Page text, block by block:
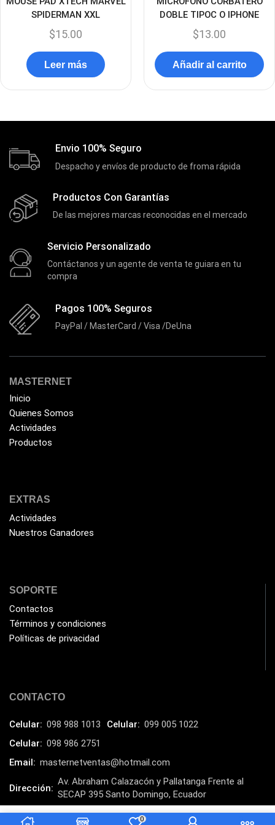
Discos Duros Internos
Discos Solido Externos
Discos Solido Internos
DLINK (1)
DVRs (1)
Enclouser (8)
Enfriador de Poder RGB (2)
Extensiones
Ezpower (2)
EZVIZ (21)
Forza (16)
Fuentes de Poder (9)
Genius (37)
Gigabyte
HP (31)
HUB (17)
Humificador (5)
Intel (3)
JBL (1)
Lamparas (2)
Laptops (15)
Lector de código de barra (3)
Lenovo (16)
SPIDERMAN XXL
$15.00
Leer más
DOBLE TIPOC O IPHONE
$13.00
Añadir al carrito
0
Envio 100% Seguro
Despacho y envíos de producto de froma rápida
Productos Con Garantías
De las mejores marcas reconocidas en el mercado
Servicio Personalizado
Contáctanos y un agente de venta te guiara en tu
compra
Pagos 100% Seguros
PayPal / MasterCard / Visa /DeUna
MASTERNET
Inicio
Quienes Somos
Actividades
Productos
EXTRAS
Actividades
Nuestros Ganadores
SOPORTE
Contactos
Términos y condiciones
Políticas de privacidad
CONTACTO
Celular: 098 988 1013 Celular: 099 005 1022
Celular: 098 986 2751
Email: masternetventas@hotmail.com
Dirección:
Av. Abraham Calazacón y Pallatanga Frente al
SECAP 395 Santo Domingo, Ecuador
MasterNet Sucursal: C. Tulcán, Santo Domingo